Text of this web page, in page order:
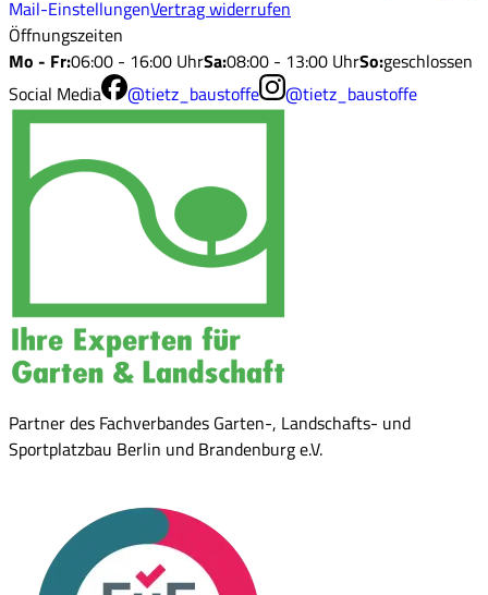
Mail-EinstellungenVertrag widerrufen
Öffnungszeiten
Mo - Fr:06:00 - 16:00 UhrSa:08:00 - 13:00 UhrSo:geschlossen
Social Media
@tietz_baustoffe @tietz_baustoffe
Partner des Fachverbandes Garten-, Landschafts- und
Sportplatzbau Berlin und Brandenburg e.V.